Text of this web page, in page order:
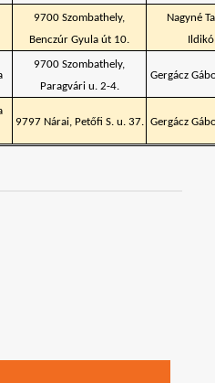
9700 Szombathely,
Benczúr Gyula út 10.
Nagyné
Ildikó
9700 Szombathely,
Paragvári u. 2-4.
Gergácz
9797 Nárai, Petőfi S. u. 37. Gergácz